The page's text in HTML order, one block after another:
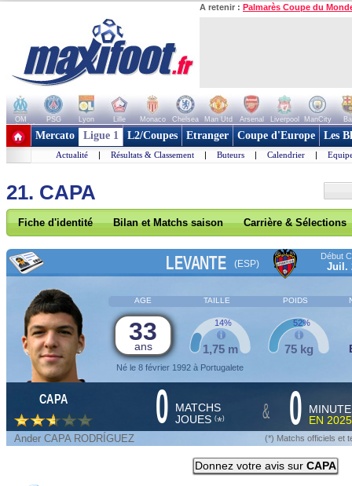
A retenir : Palmarès Coupe du
OM PSG Lyon Lille Monaco Chelsea Man Utd Arsenal Liverpool ManCity
+ de clubs
Mercato Ligue 1 L2/Coupes Etranger Coupe d'Europe Les
Actualité | Résultats & Classement | Buteurs | Calendrier |
21. CAPA
Fiche d'identité Bilan et Matchs saison Carrière & Sélections
LEVANTE (ESP)
Début
Juil.
AGE TAILLE POIDS
33
ans
Né le 8 février 1992 à Portugalete
1,75 m
14%
75 kg
52%
CAPA 0 MATCHS
JOUES (*) & 0
EN
Ander CAPA RODRÍGUEZ (*) Matchs officiels et
Donnez votre avis sur CAPA